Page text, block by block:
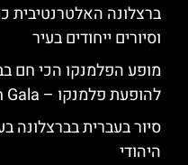
ברצלונה
וסיורים ייחודים בעיר
מופע הפלמנקו הכי חם
להופעת פלמנקו – Gran Gala
סיור בעברית בברצלונה
היהודי